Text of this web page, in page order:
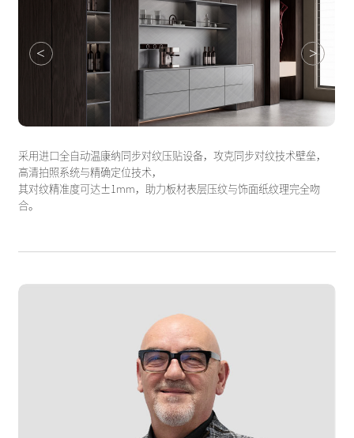
< >
采用进口全自动温康纳同步对纹压贴设备，攻克同步对纹技术壁垒，
高清拍照系统与精确定位技术，
其对纹精准度可达±1mm，助力板材表层压纹与饰面纸纹理完全吻
合。